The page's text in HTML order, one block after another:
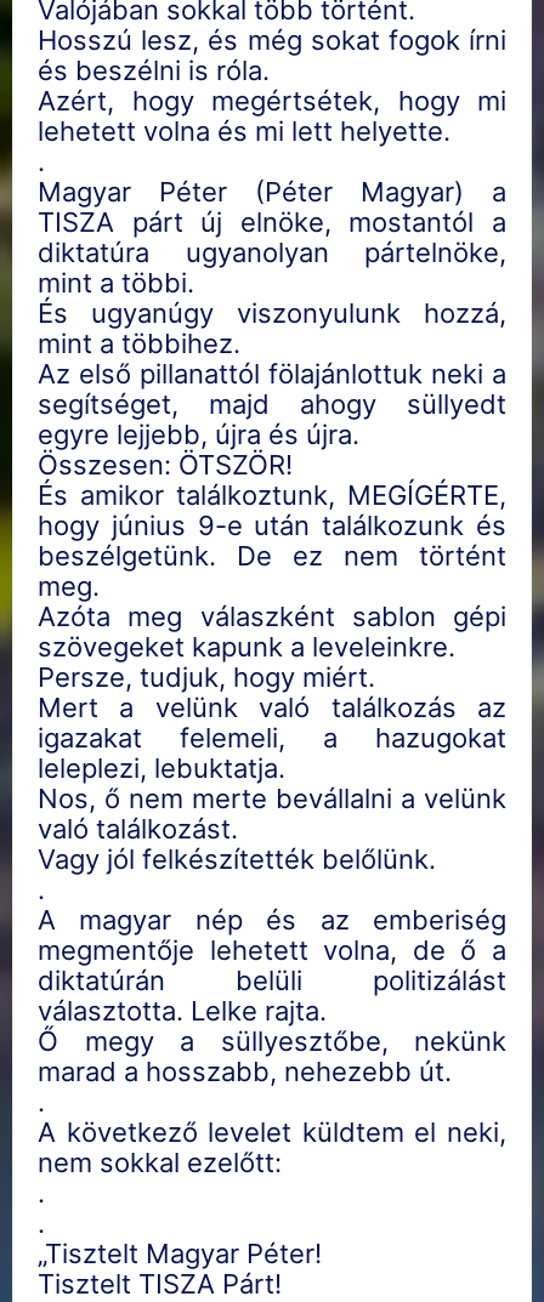
Valójában sokkal több történt.
Hosszú lesz, és még sokat fogok írni
és beszélni is róla.
Azért, hogy megértsétek, hogy mi
lehetett volna és mi lett helyette.
.
Magyar Péter (Péter Magyar) a
TISZA párt új elnöke, mostantól a
diktatúra ugyanolyan pártelnöke,
mint a többi.
És ugyanúgy viszonyulunk hozzá,
mint a többihez.
Az első pillanattól fölajánlottuk neki a
segítséget, majd ahogy süllyedt
egyre lejjebb, újra és újra.
Összesen: ÖTSZÖR!
És amikor találkoztunk, MEGÍGÉRTE,
hogy június 9-e után találkozunk és
beszélgetünk. De ez nem történt
meg.
Azóta meg válaszként sablon gépi
szövegeket kapunk a leveleinkre.
Persze, tudjuk, hogy miért.
Mert a velünk való találkozás az
igazakat felemeli, a hazugokat
leleplezi, lebuktatja.
Nos, ő nem merte bevállalni a velünk
való találkozást.
Vagy jól felkészítették belőlünk.
.
A magyar nép és az emberiség
megmentője lehetett volna, de ő a
diktatúrán belüli politizálást
választotta. Lelke rajta.
Ő megy a süllyesztőbe, nekünk
marad a hosszabb, nehezebb út.
.
A következő levelet küldtem el neki,
nem sokkal ezelőtt:
.
.
„Tisztelt Magyar Péter!
Tisztelt TISZA Párt!